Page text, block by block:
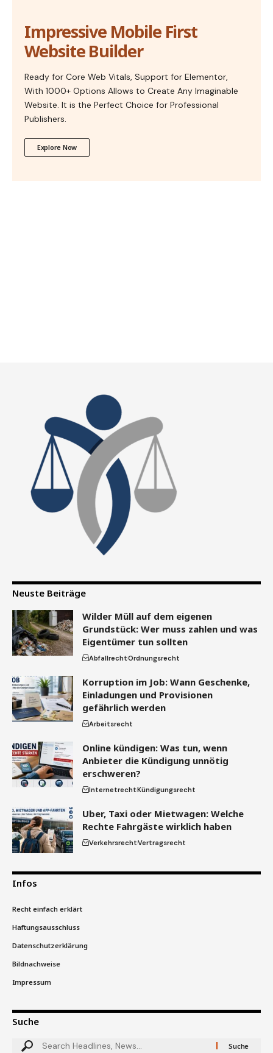
Impressive Mobile First
Website Builder
Ready for Core Web Vitals, Support for Elementor,
With 1000+ Options Allows to Create Any Imaginable
Website. It is the Perfect Choice for Professional
Publishers.
Explore Now
Neuste Beiträge
Wilder Müll auf dem eigenen
Grundstück: Wer muss zahlen und was
Eigentümer tun sollten
AbfallrechtOrdnungsrecht
Korruption im Job: Wann Geschenke,
Einladungen und Provisionen
gefährlich werden
Arbeitsrecht
Online kündigen: Was tun, wenn
Anbieter die Kündigung unnötig
erschweren?
InternetrechtKündigungsrecht
Uber, Taxi oder Mietwagen: Welche
Rechte Fahrgäste wirklich haben
VerkehrsrechtVertragsrecht
Infos
Recht einfach erklärt
Haftungsausschluss
Datenschutzerklärung
Bildnachweise
Impressum
Suche